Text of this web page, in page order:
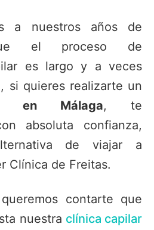
a nuestros años de
el proceso de
es largo y a veces
si quieres realizarte un
en Málaga, te
absoluta confianza,
de viajar a
Clínica de Freitas.
contarte que
nuestra clínica capilar